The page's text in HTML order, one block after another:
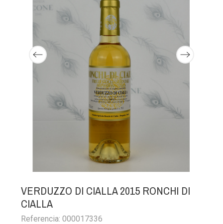
VERDUZZO DI CIALLA 2015 RONCHI DI
CIALLA
Referencia: 000017336